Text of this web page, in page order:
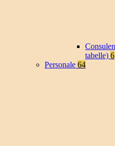
tabelle) 6
Personale 64